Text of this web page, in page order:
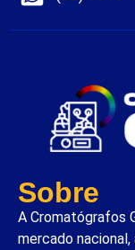
Sobre
A Cromatógrafos
mercado